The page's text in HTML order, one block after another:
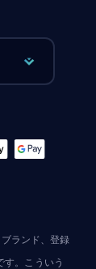
ランド、登録
。こういう